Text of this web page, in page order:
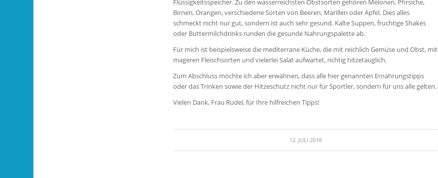
Flüssigkeitsspeicher. Zu den wasserreichsten Obstsorten gehören Melonen, Pfirsiche,
Birnen, Orangen, verschiedene Sorten von Beeren, Marillen oder Äpfel. Dies alles
schmeckt nicht nur gut, sondern ist auch sehr gesund. Kalte Suppen, fruchtige Shakes
oder Buttermilchdrinks runden die gesunde Nahrungspalette ab.
Für mich ist beispielsweise die mediterrane Küche, die mit reichlich Gemüse und Obst, mit
mageren Fleischsorten und vielerlei Salat aufwartet, richtig hitzetauglich.
Zum Abschluss möchte ich aber erwähnen, dass alle hier genannten Ernährungstipps
oder das Trinken sowie der Hitzeschutz nicht nur für Sportler, sondern für uns alle gelten.
Vielen Dank, Frau Rüdel, für Ihre hilfreichen Tipps!
12. JULI 2018